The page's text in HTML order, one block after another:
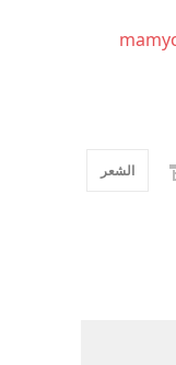
الشعر